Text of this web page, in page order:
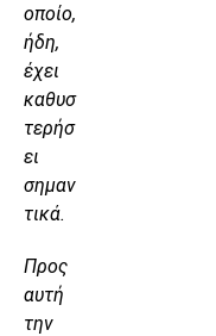
οποίο,
ήδη,
έχει
καθυσ
τερήσ
ει
σημαν
τικά.
Προς
αυτή
την